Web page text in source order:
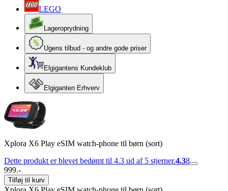
LEGO
Lageroprydning
Ugens tilbud - og andre gode priser
Elgigantens Kundeklub
Elgiganten Erhverv
Xplora X6 Play eSIM watch-phone til børn (sort)
Dette produkt er blevet bedømt til 4.3 ud af 5 stjerner.4.38
999.-
Tilføj til kurv